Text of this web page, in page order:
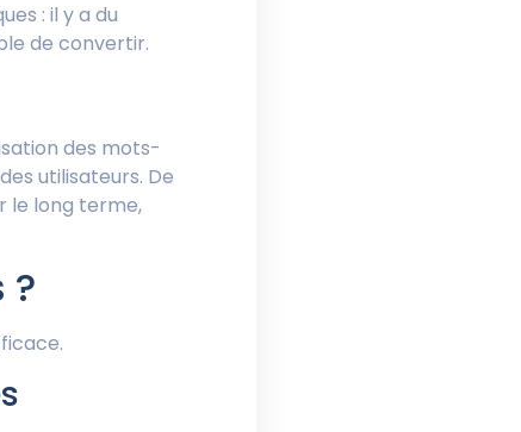
: il y a du
de convertir.
des mots-
utilisateurs. De
le long terme,
?